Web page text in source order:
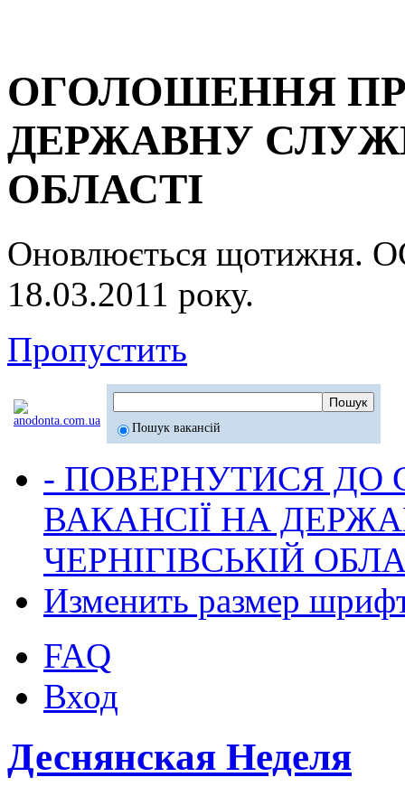
ОГОЛОШЕННЯ
ДЕРЖАВНУ
ОБЛАСТІ
Оновлюється
18.03.2011 року.
Пропустить
Пошук вакансій
- ПОВЕРНУТИСЯ ДО
ВАКАНСІЇ НА
ЧЕРНІГІВСЬКІЙ
Изменить размер
FAQ
Вход
Деснянская Неделя